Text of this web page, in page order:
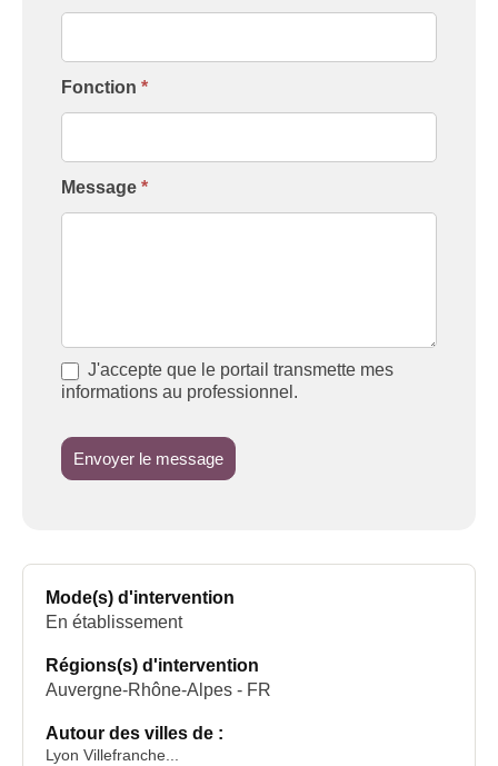
Fonction *
Message *
J'accepte que le portail transmette mes
informations au professionnel.
Envoyer le message
Mode(s) d'intervention
En établissement
Régions(s) d'intervention
Auvergne-Rhône-Alpes - FR
Autour des villes de :
Lyon Villefranche...